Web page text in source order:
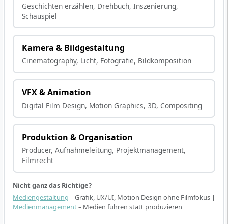
Geschichten erzählen, Drehbuch, Inszenierung,
Schauspiel
Kamera & Bildgestaltung
Cinematography, Licht, Fotografie, Bildkomposition
VFX & Animation
Digital Film Design, Motion Graphics, 3D, Compositing
Produktion & Organisation
Producer, Aufnahmeleitung, Projektmanagement,
Filmrecht
Nicht ganz das Richtige?
Mediengestaltung – Grafik, UX/UI, Motion Design ohne Filmfokus |
Medienmanagement– Medien führen statt produzieren